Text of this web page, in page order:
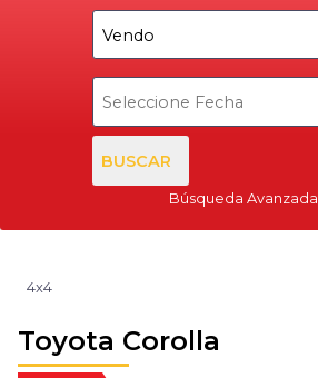
BUSCAR
Búsqueda Avanzada
4x4
Toyota Corolla